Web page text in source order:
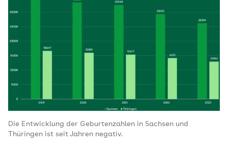
Die Entwicklung der Geburtenzahlen in Sachsen und
Thüringen ist seit Jahren negativ.